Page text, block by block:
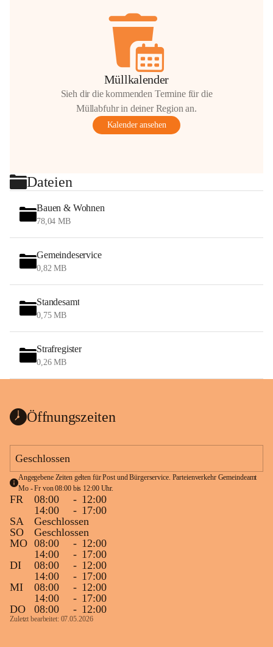
Müllkalender
Sieh dir die kommenden Termine für die
Müllabfuhr in deiner Region an.
Kalender ansehen
Dateien
Bauen & Wohnen
78,04 MB
Gemeindeservice
0,82 MB
Standesamt
0,75 MB
Strafregister
0,26 MB
Öffnungszeiten
Geschlossen
Angegebene Zeiten gelten für Post und Bürgerservice. Parteienverkehr Gemeindeamt
Mo - Fr von 08:00 bis 12:00 Uhr.
FR 08:00 - 12:00
14:00
- 17:00
SA
Geschlossen
SO
Geschlossen
MO 08:00 - 12:00
14:00
- 17:00
DI
08:00 - 12:00
14:00
- 17:00
MI
08:00 - 12:00
14:00
- 17:00
DO
08:00 - 12:00
Zuletzt bearbeitet: 07.05.2026